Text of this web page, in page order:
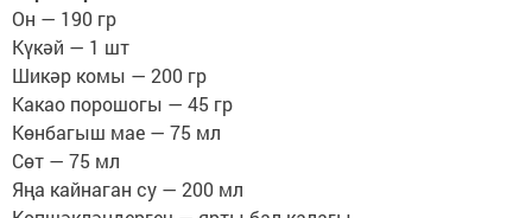
Он — 190 гр
Күкәй — 1 шт
Шикәр комы — 200 гр
Какао порошогы — 45 гр
Көнбагыш мае — 75 мл
Сөт — 75 мл
Яңа кайнаган су — 200 мл